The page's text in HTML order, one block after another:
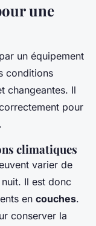
une
un équipement
conditions
changeantes. Il
pour
climatiques
varier de
Il est donc
en couches.
conserver la